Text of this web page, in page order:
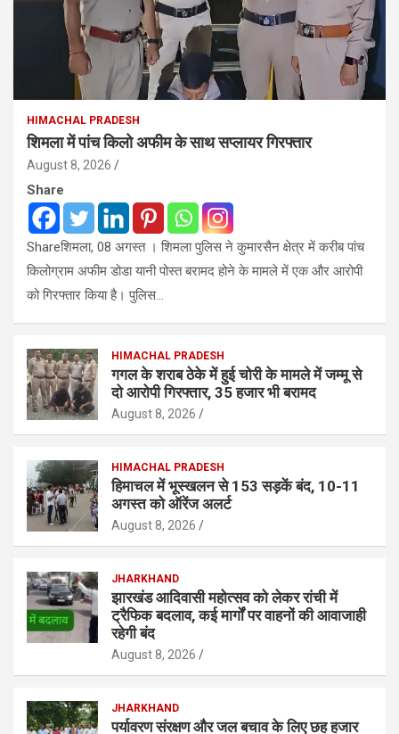
HIMACHAL PRADESH
शिमला में पांच किलो अफीम के साथ सप्लायर गिरफ्तार
August 8, 2026
Share
Shareशिमला, 08 अगस्त । शिमला पुलिस ने कुमारसैन क्षेत्र में करीब पांच
किलोग्राम अफीम डोडा यानी पोस्त बरामद होने के मामले में एक और आरोपी
को गिरफ्तार किया है। पुलिस…
HIMACHAL PRADESH
गगल के शराब ठेके में हुई चोरी के मामले में जम्मू से
दो आरोपी गिरफ्तार, 35 हजार भी बरामद
August 8, 2026
HIMACHAL PRADESH
हिमाचल में भूस्खलन से 153 सड़कें बंद, 10-11
अगस्त को ऑरेंज अलर्ट
August 8, 2026
JHARKHAND
झारखंड आदिवासी महोत्सव को लेकर रांची में
ट्रैफिक बदलाव, कई मार्गों पर वाहनों की आवाजाही
रहेगी बंद
August 8, 2026
JHARKHAND
पर्यावरण संरक्षण और जल बचाव के लिए छह हजार